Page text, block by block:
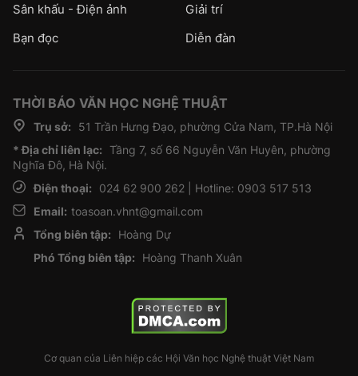
Sân khấu - Điện ảnh
Giải trí
Bạn đọc
Diễn đàn
THỜI BÁO VĂN HỌC NGHỆ THUẬT
Trụ sở:
51 Trần Hưng Đạo, phường Cửa Nam, TP.Hà Nội
* Địa chỉ liên lạc: Tầng 7, số 66 Nguyễn Văn Huyên, phường
Nghĩa Đô, Hà Nội.
Điện thoại:
024 62 900 262 | Hotline: 0903 517 513
Email: toasoan.vhnt@gmail.com
Tổng biên tập:
Hoàng Dự
Phó Tổng biên tập:
Hoàng Thanh Xuân
Cơ quan của Liên hiệp các Hội Văn học Nghệ thuật Việt Nam